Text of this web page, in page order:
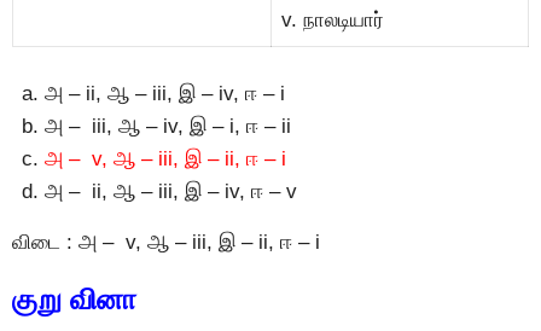
v. நாலடியார்
அ – ii, ஆ – iii, இ – iv, ஈ – i
அ – iii, ஆ – iv, இ – i, ஈ – ii
அ – v, ஆ – iii, இ – ii, ஈ – i
அ – ii, ஆ – iii, இ – iv, ஈ – v
விடை : அ – v, ஆ – iii, இ – ii, ஈ – i
குறு வினா